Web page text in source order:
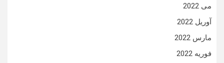
می 2022
آوریل 2022
مارس 2022
فوریه 2022